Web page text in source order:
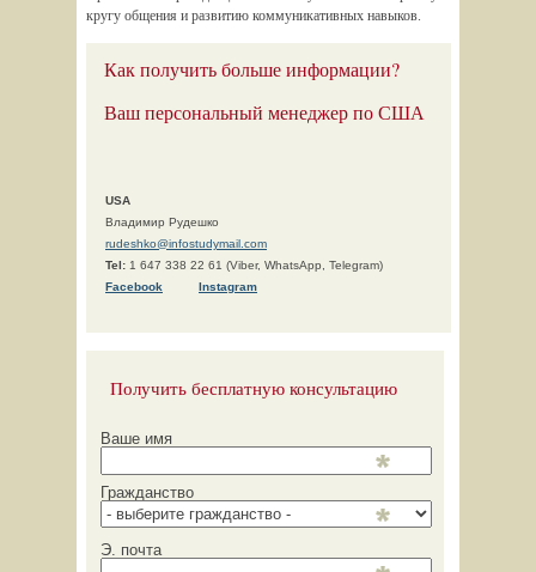
кругу общения и развитию коммуникативных навыков.
Как получить больше информации?
Ваш персональный менеджер по США
USA
Владимир Рудешко
rudeshko@infostudymail.com
Tel: 1 647 338 22 61 (Viber, WhatsApp, Telegram)
Facebook Instagram
Получить бесплатную консультацию
Ваше имя
Гражданство
Э. почта